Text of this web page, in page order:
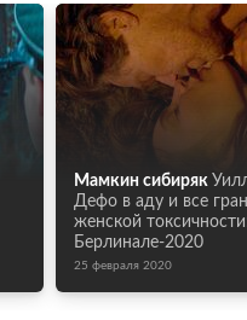
Мамкин сибиряк
Дефо в аду и все
женской
Берлинале-2020
25 февраля 2020